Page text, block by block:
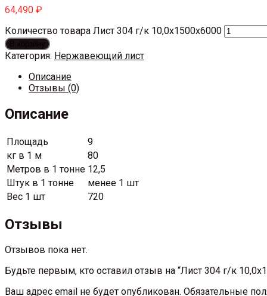
64,490 ₽
Количество товара Лист 304 г/к 10,0х1500х6000
В корзину
Категория: Нержавеющий лист
Описание
Отзывы (0)
Описание
Площадь
9
кг в 1 м
80
Метров в 1 тонне 12,5
Штук в 1 тонне
менее 1 шт
Вес 1 шт
720
Отзывы
Отзывов пока нет.
Будьте первым, кто оставил отзыв на “Лист 304 г/к
Ваш адрес email не будет опубликован. Обязательные